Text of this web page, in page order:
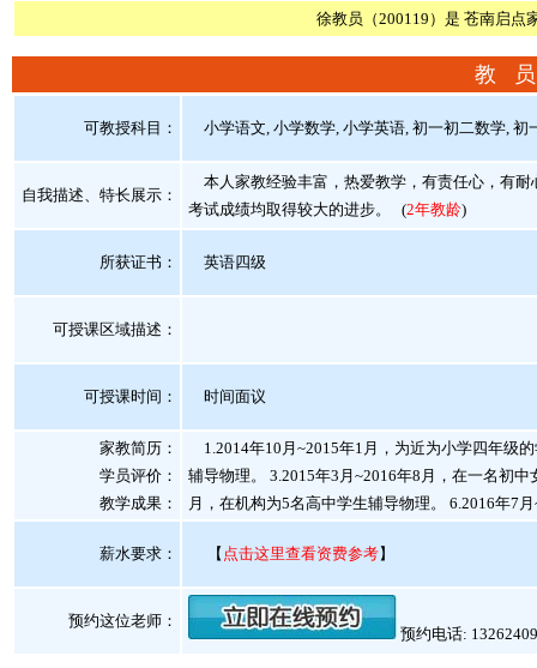
徐教员（200119）是 苍南启点
教
可教授科目： 小学语文, 小学数学, 小学英语, 初一初二数学, 初
自我描述、特长展示 ：
本人家教经验丰富，热爱教学，有责任心，有
考试成绩均取得较大的进步。
(2年教龄)
所获证书 ： 英语四级
可授课区域描述：
可授课时间： 时间面议
家教简历：
学员评价：
教学成果：
1.2014年10月~2015年1月，为近为小学四年级
辅导物理。 3.2015年3月~2016年8月，在一名初
月，在机构为5名高中学生辅导物理。 6.2016年7
薪水要求： 【 点击这里查看资费参考】
预约这位老师：
预约电话: